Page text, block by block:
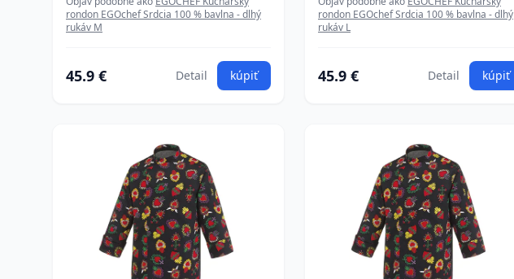
rondon EGOchef Srdcia 100 % bavlna - dlhý
rukáv M
45.9 € Detail kúpiť
rondon EGOchef Srdcia 100 % bavlna - dlhý
rukáv L
45.9 € Detail kúpiť